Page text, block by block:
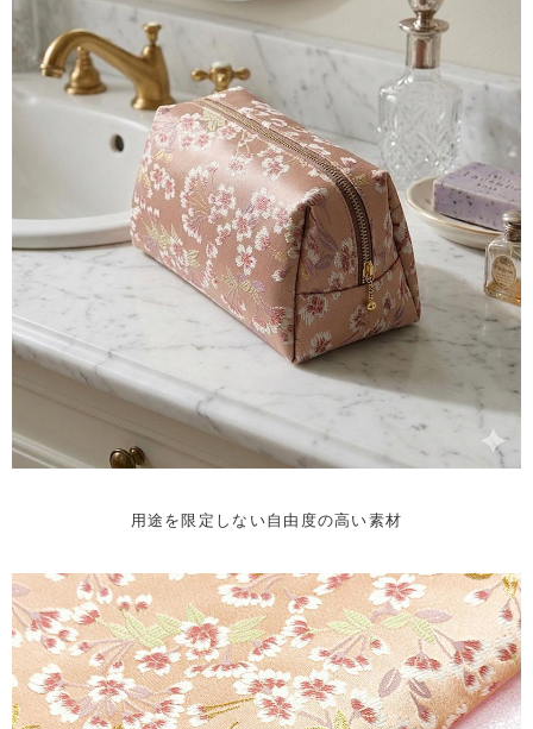
用途を限定しない自由度の高い素材